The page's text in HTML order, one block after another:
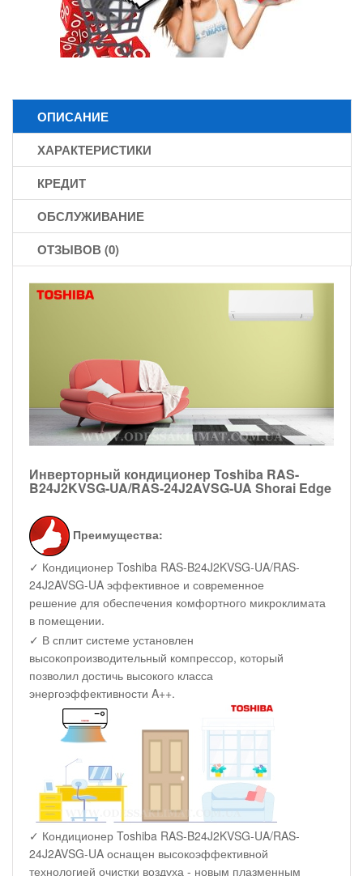
ОПИСАНИЕ
ХАРАКТЕРИСТИКИ
КРЕДИТ
ОБСЛУЖИВАНИЕ
ОТЗЫВОВ (0)
Инверторный кондиционер Toshiba RAS-
B24J2KVSG-UA/RAS-24J2AVSG-UA Shorai Edge
Преимущества:
✓ Кондиционер Toshiba RAS-B24J2KVSG-UA/RAS-
24J2AVSG-UA эффективное и современное
решение для обеспечения комфортного микроклимата
в помещении.
✓ В сплит системе установлен
высокопроизводительный компрессор, который
позволил достичь высокого класса
энергоэффективности A++.
✓ Кондиционер Toshiba RAS-B24J2KVSG-UA/RAS-
24J2AVSG-UA оснащен высокоэффективной
технологией очистки воздуха - новым плазменным